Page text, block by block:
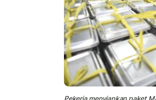
Pekerja menyiapkan paket